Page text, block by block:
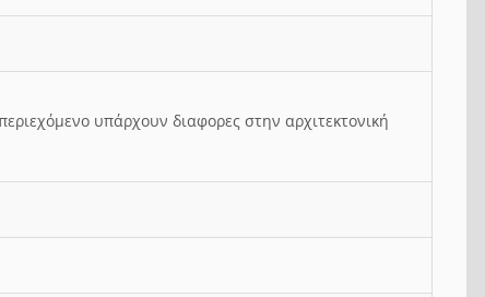
υπάρχουν διαφορες στην αρχιτεκτονική